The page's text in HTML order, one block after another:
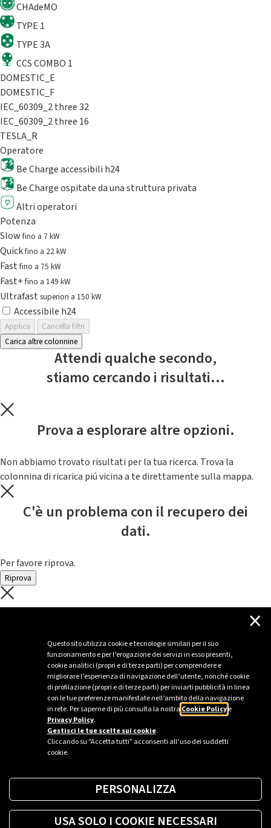
Questo sito utilizza cookie e tecnologie similari per il suo
funzionamento e per l’erogazione dei servizi in esso presenti,
cookie analitici (propri e di terze parti) per comprendere e
migliorare l’esperienza di navigazione dell’utente, nonché cookie
di profilazione (propri e di terze parti) per inviarti pubblicità in linea
con le tue preferenze manifestate nell’ambito della navigazione
in rete. Per saperne di più consulta la nostra Cookie Policye
Privacy Policy.
Gestisci le tue scelte sui cookie.
Cliccando su "Accetta tutti" acconsenti all’uso dei suddetti
cookie.
×
PERSONALIZZA
USA SOLO I COOKIE NECESSARI
CHAdeMO
TYPE 1
TYPE 3A
CCS COMBO 1
DOMESTIC_E
DOMESTIC_F
IEC_60309_2 three 32
IEC_60309_2 three 16
TESLA_R
Operatore
Be Charge accessibili h24
Be Charge ospitate da una struttura privata
Altri operatori
Potenza
Slowfino a 7 kW
Quickfino a 22 kW
Fastfino a 75 kW
Fast+fino a 149 kW
Ultrafast superiori a 150 kW
Accessibile h24
Applica
Cancella filtri
Carica altre colonnine
Attendi qualche secondo,
stiamo cercando i risultati...
Prova a esplorare altre opzioni.
Non abbiamo trovato risultati per la tua ricerca. Trova la
colonnina di ricarica piú vicina a te direttamente sulla mappa.
C'è un problema con il recupero dei
dati.
Per favore riprova.
Riprova
C'è un problema con il recupero dei
Per favore riprova piú tardi
Sei un’azienda o una PA?
Trova la soluzione più giusta per te.
Richiedi una colonnina